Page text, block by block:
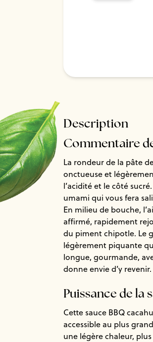
Description
Commentaire
La rondeur de la pâte
onctueuse et
l’acidité et le côté
umami qui vous fera
En milieu de bouche,
affirmé, rapidement
du piment chipotle. Le
légèrement piquante
longue, gourmande,
donne envie d’y revenir.
Puissance de la
Cette sauce BBQ
accessible au plus
une légère chaleur,